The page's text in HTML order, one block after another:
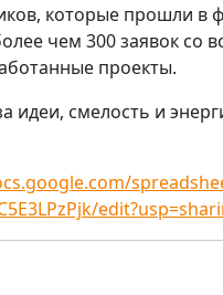
которые прошли в
чем 300 заявок
проекты.
идеи, смелость и